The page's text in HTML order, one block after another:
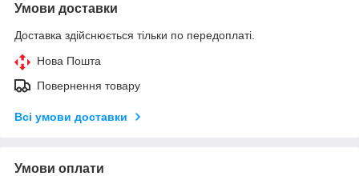
Умови доставки
Доставка здійснюється тільки по передоплаті.
Нова Пошта
Повернення товару
Всі умови доставки
Умови оплати